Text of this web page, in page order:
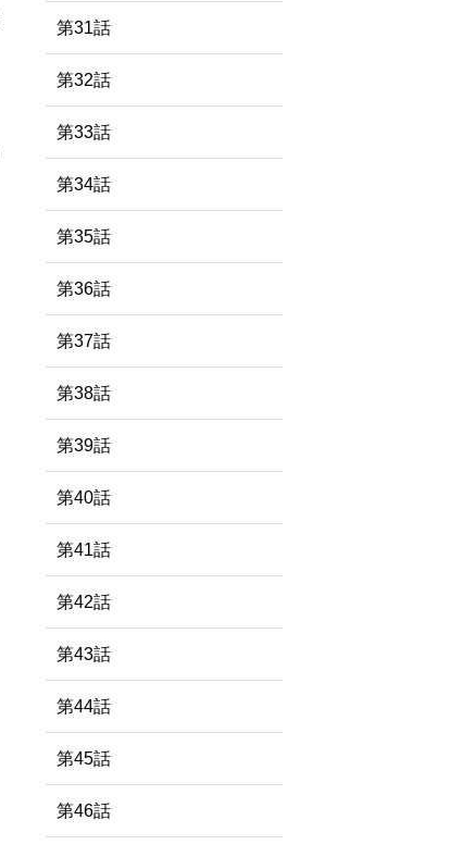
第31話
第32話
第33話
第34話
第35話
第36話
第37話
第38話
第39話
第40話
第41話
第42話
第43話
第44話
第45話
第46話